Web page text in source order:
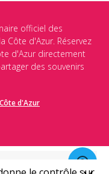
officiel des
Côte d'Azur. Réservez
d'Azur directement
des souvenirs
d'Azur